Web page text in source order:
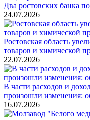
Два ростовских банка
24.07.2026
Ростовская область
товаров и химической
22.07.2026
В части расходов и
произошли изменения:
16.07.2026